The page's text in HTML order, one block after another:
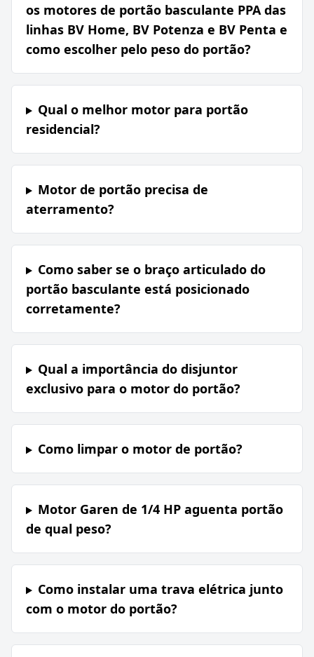
os motores de portão basculante PPA das
linhas BV Home, BV Potenza e BV Penta e
como escolher pelo peso do portão?
Qual o melhor motor para portão
residencial?
Motor de portão precisa de
aterramento?
Como saber se o braço articulado do
portão basculante está posicionado
corretamente?
Qual a importância do disjuntor
exclusivo para o motor do portão?
Como limpar o motor de portão?
Motor Garen de 1/4 HP aguenta portão
de qual peso?
Como instalar uma trava elétrica junto
com o motor do portão?